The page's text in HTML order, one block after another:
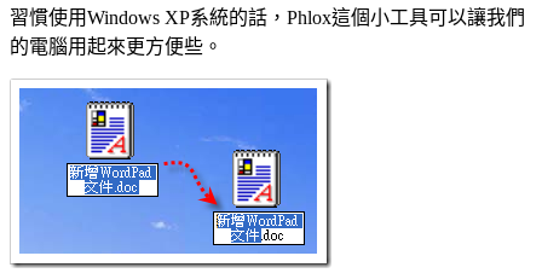
習慣使用Windows XP系統的話，Phlox這個小工具可以讓我們
的電腦用起來更方便些。